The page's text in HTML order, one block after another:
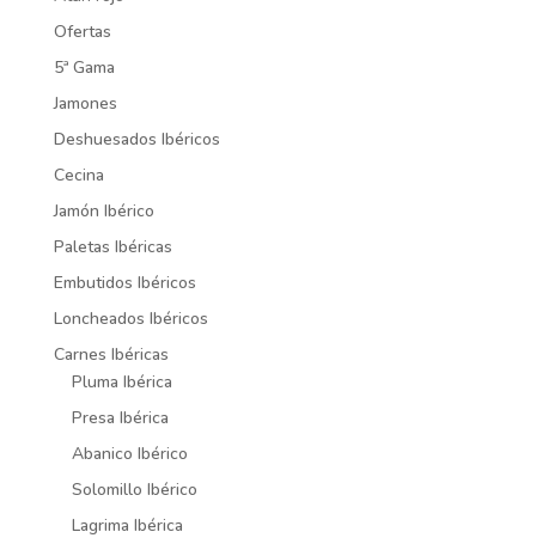
Ofertas
5ª Gama
Jamones
Deshuesados Ibéricos
Cecina
Jamón Ibérico
Paletas Ibéricas
Embutidos Ibéricos
Loncheados Ibéricos
Carnes Ibéricas
Pluma Ibérica
Presa Ibérica
Abanico Ibérico
Solomillo Ibérico
Lagrima Ibérica